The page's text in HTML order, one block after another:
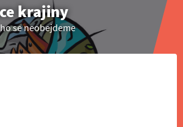
krajiny
se neobejdeme